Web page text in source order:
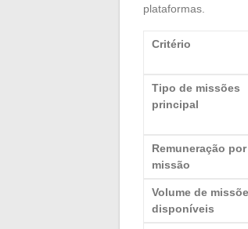
plataformas.
Critério
Tipo de missões
principal
Remuneração por
missão
Volume de
disponíveis